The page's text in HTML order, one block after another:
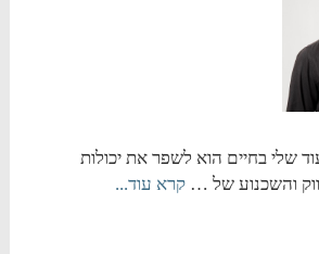
שלי בחיים הוא לשפר את יכולות
והשכנוע של … קרא עוד...